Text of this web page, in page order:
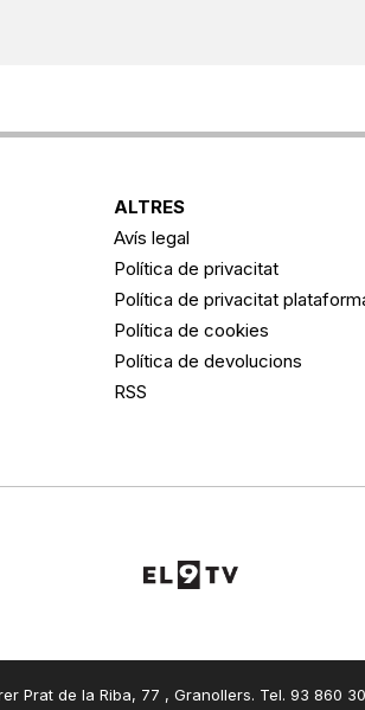
ALTRES
Avís legal
Política de privacitat
Política de privacitat
Política de cookies
Política de devolucions
RSS
Prat de la Riba, 77 , Granollers. Tel. 93 860